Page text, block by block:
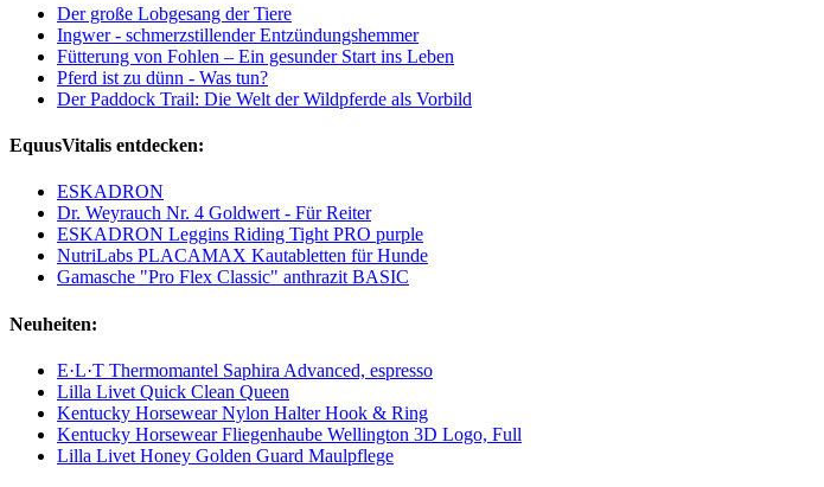
Der große Lobgesang der Tiere
Ingwer - schmerzstillender Entzündungshemmer
Fütterung von Fohlen – Ein gesunder Start ins Leben
Pferd ist zu dünn - Was tun?
Der Paddock Trail: Die Welt der Wildpferde als Vorbild
EquusVitalis entdecken:
ESKADRON
Dr. Weyrauch Nr. 4 Goldwert - Für Reiter
ESKADRON Leggins Riding Tight PRO purple
NutriLabs PLACAMAX Kautabletten für Hunde
Gamasche "Pro Flex Classic" anthrazit BASIC
Neuheiten:
E·L·T Thermomantel Saphira Advanced, espresso
Lilla Livet Quick Clean Queen
Kentucky Horsewear Nylon Halter Hook & Ring
Kentucky Horsewear Fliegenhaube Wellington 3D Logo, Full
Lilla Livet Honey Golden Guard Maulpflege